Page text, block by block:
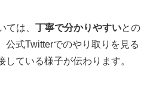
ては、 丁寧で分かりやすいとの
公式Twitterでのやり取りを見る
している様子が伝わります。